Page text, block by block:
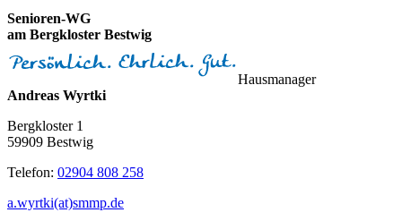
Senioren-WG
am Berg­kloster Bestwig
Hausmanager
Andreas Wyrtki
Bergkloster 1
59909 Bestwig
Telefon: 02904 808 258
a.wyrtki(at)smmp.de